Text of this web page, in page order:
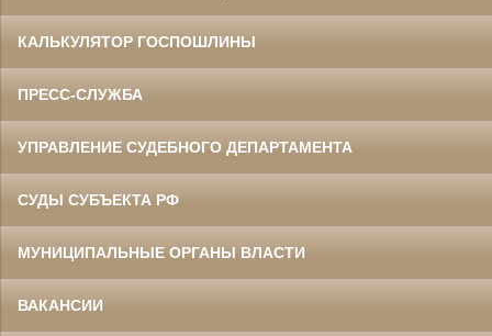
КАЛЬКУЛЯТОР ГОСПОШЛИНЫ
ПРЕСС-СЛУЖБА
УПРАВЛЕНИЕ СУДЕБНОГО ДЕПАРТАМЕНТА
СУДЫ СУБЪЕКТА РФ
МУНИЦИПАЛЬНЫЕ ОРГАНЫ ВЛАСТИ
ВАКАНСИИ